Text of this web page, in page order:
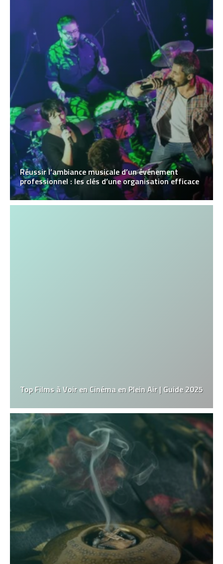
Réussir l’ambiance musicale d’un événement
professionnel : les clés d’une organisation efficace
Top Films à Voir en Cinéma en Plein Air | Guide 2025